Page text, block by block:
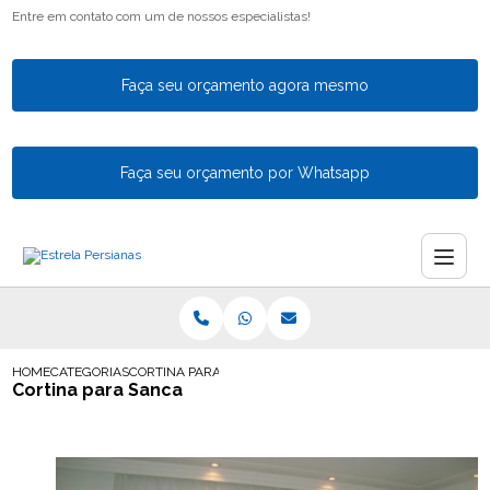
Entre em contato com um de nossos especialistas!
Faça seu orçamento agora mesmo
Faça seu orçamento por Whatsapp
HOMECATEGORIASCORTINA PARA SANCA
Cortina para Sanca